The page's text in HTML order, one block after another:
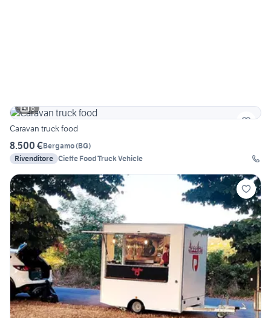
6
Caravan truck food
8.500 €Bergamo(BG)
Rivenditore Cieffe Food Truck Vehicle